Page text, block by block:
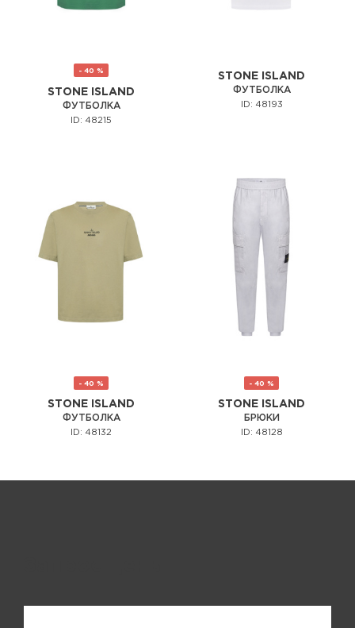
- 40 %
STONE ISLAND
ФУТБОЛКА
ID: 48215
STONE ISLAND
ФУТБОЛКА
ID: 48193
- 40 %
STONE ISLAND
ФУТБОЛКА
ID: 48132
- 40 %
STONE ISLAND
БРЮКИ
ID: 48128